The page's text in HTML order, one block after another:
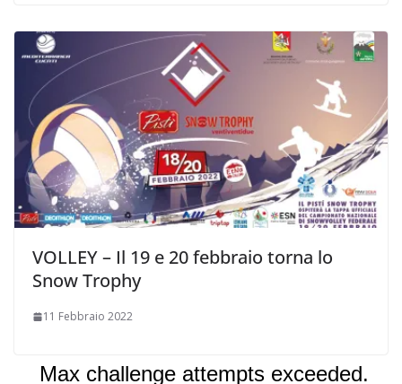
VOLLEY – Il 19 e 20 febbraio torna lo
Snow Trophy
11 Febbraio 2022